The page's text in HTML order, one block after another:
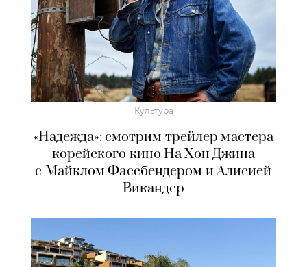
Культура
«Надежда»: смотрим трейлер мастера
корейского кино На Хон Джина
с Майклом Фассбендером и Алисией
Викандер